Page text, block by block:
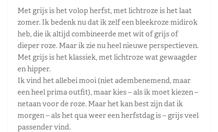
Met grijs is het volop herfst, met lichtroze is het laat
zomer. Ik bedenk nu dat ik zelf een bleekroze midirok
heb, die ik altijd combineerde met wit of grijs of
dieper roze. Maar ik zie nu heel nieuwe perspectieven.
Met grijs is het klassiek, met lichtroze wat gewaagder
en hipper.
Ik vind het allebei mooi (niet adembenemend, maar
een heel prima outfit), maar kies – als ik moet kiezen –
netaan voor de roze. Maar het kan best zijn dat ik
morgen – als het qua weer een herfstdag is – grijs veel
passender vind.